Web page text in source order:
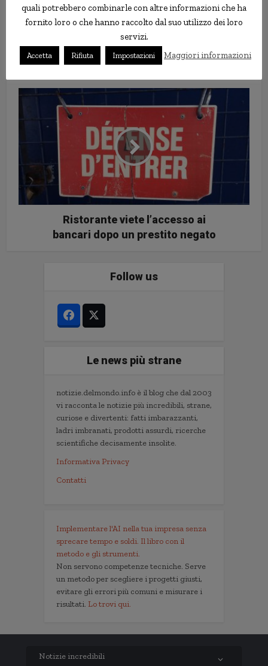
Mercati azionari per principianti:
iniziare ad investire in tempi di
Ristorante viete l’accesso ai
bancari dopo un prestito negato
Follow us
Le news più strane
notizie.delmondo.info è il blog che dal 2003
vi racconta le notizie più incredibili, strane,
curiose e divertenti: fatti imbarazzanti,
ladri imbranati, prodotti assurdi, ricerche
scientifiche decisamente insolite.
Informativa Privacy
Contatti
Implementare l'AI nella tua impresa senza
sprecare tempo e soldi. Il libro con il
metodo e gli strumenti.
Non servono competenze tecniche. Serve
un metodo per scegliere i progetti giusti,
evitare gli errori più comuni e misurare i
risultati. Lo trovi qui.
Notizie incredibili
quali potrebbero combinarle con altre informazioni che ha
fornito loro o che hanno raccolto dal suo utilizzo dei loro
servizi.
Accetta Rifiuta Impostazioni Maggiori informazioni